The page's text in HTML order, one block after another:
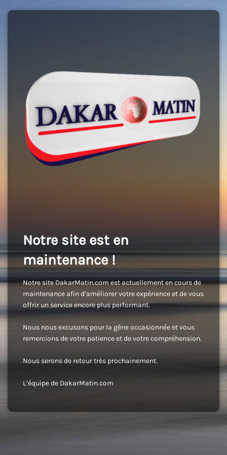
Notre site est en
maintenance !
Notre site DakarMatin.com est actuellement en cours de
maintenance afin d’améliorer votre expérience et de vous
offrir un service encore plus performant.
Nous nous excusons pour la gêne occasionnée et vous
remercions de votre patience et de votre compréhension.
Nous serons de retour très prochainement.
L’équipe de DakarMatin.com